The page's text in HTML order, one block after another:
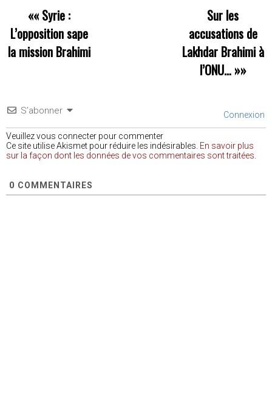
«« Syrie :
L’opposition sape
la mission Brahimi
Sur les
accusations de
Lakhdar Brahimi à
l’ONU…»»
S’abonner Connexion
Veuillez vous connecter pour commenter
Ce site utilise Akismet pour réduire les indésirables. En savoir plus
sur la façon dont les données de vos commentaires sont traitées
0 COMMENTAIRES